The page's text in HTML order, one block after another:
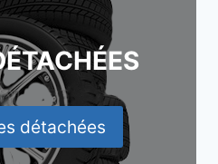
détachées